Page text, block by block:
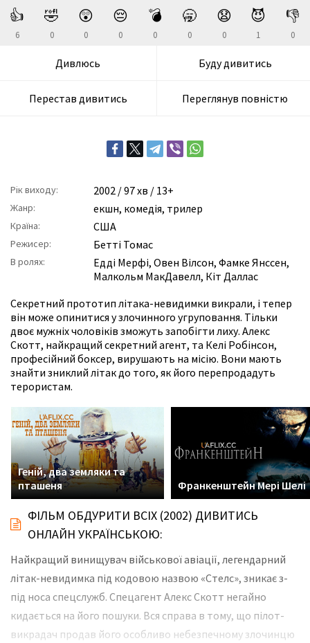
👍
6
🤣
0
😲
0
😔
0
💣
0
🥱
0
😧
0
😈
1
👎
0
Дивлюсь Буду дивитись
Перестав дивитись Переглянув повністю
Рік виходу: 2002 / 97 хв / 13+
Жанр: екшн, комедія, трилер
Країна: США
Режисер: Бетті Томас
В ролях: Едді Мерфі, Овен Вілсон, Фамке Янссен,
Малкольм МакДавелл, Кіт Даллас
Секретний прототип літака-невидимки викрали, і тепер
він може опинитися у злочинного угруповання. Тільки
двоє мужніх чоловіків зможуть запобігти лиху. Алекс
Скотт, найкращий секретний агент, та Келі Робінсон,
професійний боксер, вирушають на місію. Вони мають
знайти зниклий літак до того, як його перепродадуть
терористам.
Геній, два земляки та
пташеня
Франкенштейн Мері Шелі
ФІЛЬМ ОБДУРИТИ ВСІХ (2002) ДИВИТИСЬ
ОНЛАЙН УКРАЇНСЬКОЮ:
Найкращий винищувач військової авіації, легендарний
літак-невидимка під кодовою назвою «Стелс», зникає з-
під носа спецслужб. Спецагент Алекс Скотт негайно
кидається на його пошуки. Вся справа в тому, що пілот-
викрадач продав його особливо небезпечному злочинцю